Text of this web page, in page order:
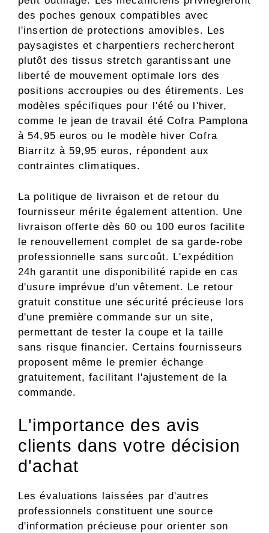
des poches genoux compatibles avec
l'insertion de protections amovibles. Les
paysagistes et charpentiers rechercheront
plutôt des tissus stretch garantissant une
liberté de mouvement optimale lors des
positions accroupies ou des étirements. Les
modèles spécifiques pour l'été ou l'hiver,
comme le jean de travail été Cofra Pamplona
à 54,95 euros ou le modèle hiver Cofra
Biarritz à 59,95 euros, répondent aux
contraintes climatiques.
La politique de livraison et de retour du
fournisseur mérite également attention. Une
livraison offerte dès 60 ou 100 euros facilite
le renouvellement complet de sa garde-robe
professionnelle sans surcoût. L'expédition
24h garantit une disponibilité rapide en cas
d'usure imprévue d'un vêtement. Le retour
gratuit constitue une sécurité précieuse lors
d'une première commande sur un site,
permettant de tester la coupe et la taille
sans risque financier. Certains fournisseurs
proposent même le premier échange
gratuitement, facilitant l'ajustement de la
commande.
L'importance des avis
clients dans votre décision
d'achat
Les évaluations laissées par d'autres
professionnels constituent une source
d'information précieuse pour orienter son